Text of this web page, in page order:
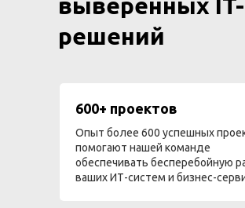
решений
600+ проектов
Опыт более 600 успешных
помогают нашей команде
обеспечивать бесперебойную
ваших ИТ-систем и бизнес-